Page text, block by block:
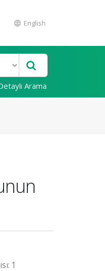
English
Arama
1